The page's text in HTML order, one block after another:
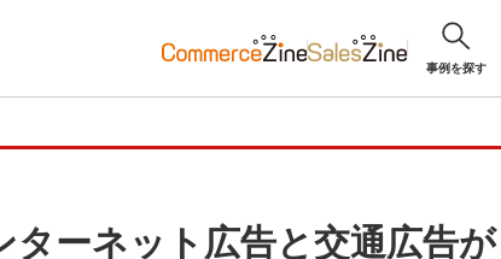
事例を探す
ターネット広告と交通広告が